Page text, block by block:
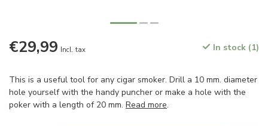
€29,99 Incl. tax In stock (1)
This is a useful tool for any cigar smoker. Drill a 10 mm. diameter
hole yourself with the handy puncher or make a hole with the
poker with a length of 20 mm. Read more.